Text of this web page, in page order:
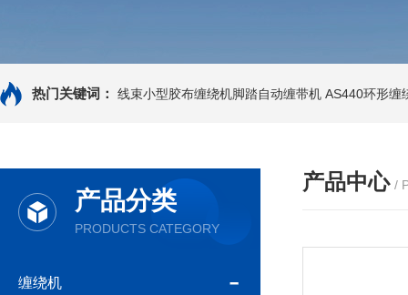
热门关键词： 线束小型胶布缠绕机脚踏自动缠带机 AS440环形缠
产品分类
PRODUCTS CATEGORY
缠绕机
产品中心 /